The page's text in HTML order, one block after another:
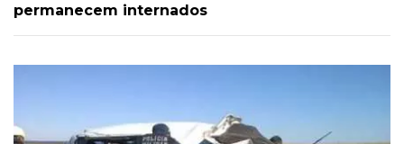
permanecem internados